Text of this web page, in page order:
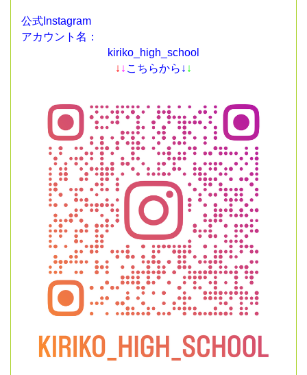
公式Instagram
アカウント名：
kiriko_high_school
↓ ↓ こちらから↓ ↓